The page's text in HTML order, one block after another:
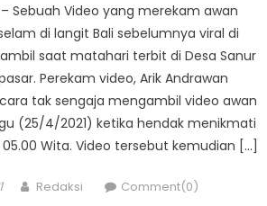
– Sebuah Video yang merekam awan
di langit Bali sebelumnya viral di
saat matahari terbit di Desa Sanur
Perekam video, Arik Andrawan
tak sengaja mengambil video awan
(25/4/2021) ketika hendak menikmati
Wita. Video tersebut kemudian […]
Author
Redaksi Comment(0)